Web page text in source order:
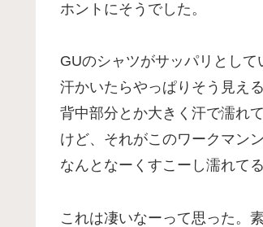
ホントにそうでした。
GUのシャツがサッパリとし
汗かいたらやっぱりそう見える
背中部分とか大きく汗で濡れ
けど、それがこのワークマン
なんとなーくすこーし濡れて
これは凄いなーって思った。素